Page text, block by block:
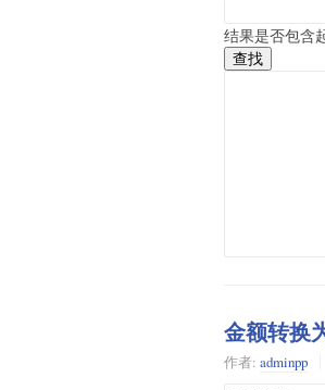
结果是否包含
金额转换
作者: adminpp